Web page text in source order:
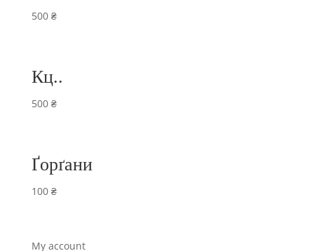
500 ₴
Кц..
500 ₴
Ґорґани
100 ₴
My account